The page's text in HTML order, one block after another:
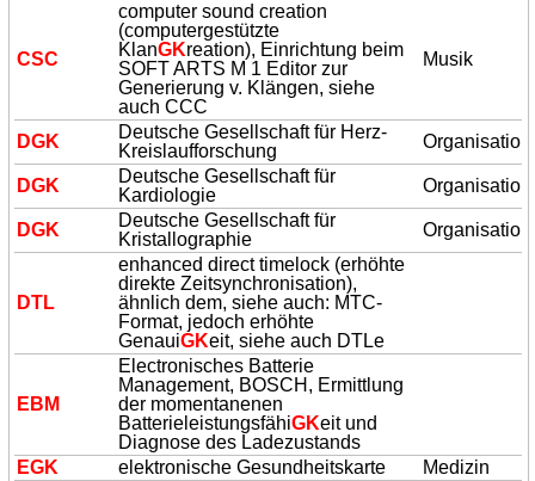
CSC
computer sound creation
(computergestützte
KlanGKreation), Einrichtung beim
SOFT ARTS M 1 Editor zur
Generierung v. Klängen, siehe
auch CCC
Musik
DGK
Deutsche Gesellschaft für Herz-
Kreislaufforschung
Organisation
DGK
Deutsche Gesellschaft für
Kardiologie
Organisation
DGK
Deutsche Gesellschaft für
Kristallographie
Organisation
DTL
enhanced direct timelock (erhöhte
direkte Zeitsynchronisation),
ähnlich dem, siehe auch: MTC-
Format, jedoch erhöhte
GenauiGKeit, siehe auch DTLe
EBM
Electronisches Batterie
Management, BOSCH, Ermittlung
der momentanenen
BatterieleistungsfähiGKeit und
Diagnose des Ladezustands
EGK elektronische Gesundheitskarte
Medizin